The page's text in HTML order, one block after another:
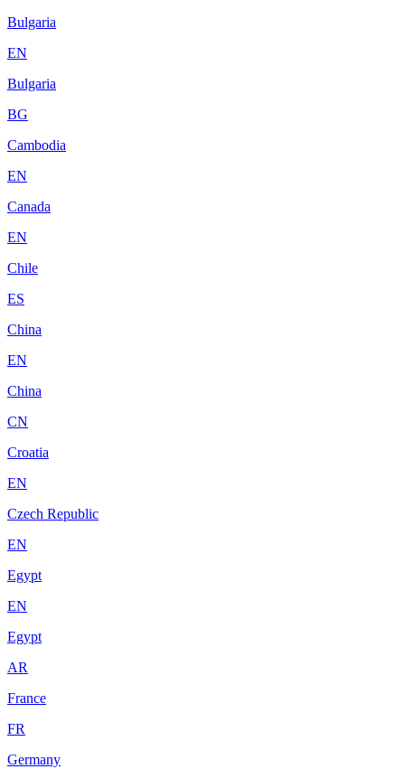
Bulgaria
EN
Bulgaria
BG
Cambodia
EN
Canada
EN
Chile
ES
China
EN
China
CN
Croatia
EN
Czech Republic
EN
Egypt
EN
Egypt
AR
France
FR
Germany